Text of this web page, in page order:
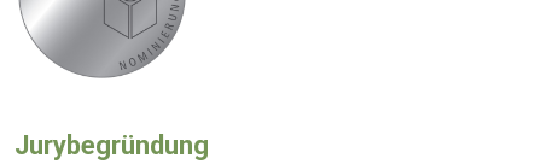
Jurybegründung